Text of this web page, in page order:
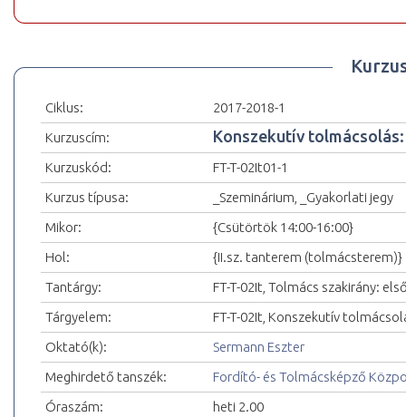
Ciklus:
2017-2018-1
Kurzuscím:
Konszekutív
Kurzuskód:
FT-T-02It01-1
Kurzus típusa:
_Szeminárium, _Gyakorlati jegy
Mikor:
{Csütörtök 14:00-16:00}
Hol:
{II.sz. tanterem (tolmácsterem)}
Tantárgy:
FT-T-02It, Tolmács szakirány:
Tárgyelem:
FT-T-02It, Konszekutív
Oktató(k):
Sermann Eszter
Meghirdető tanszék:
Fordító- és Tolmácsképző
Óraszám:
heti 2.00